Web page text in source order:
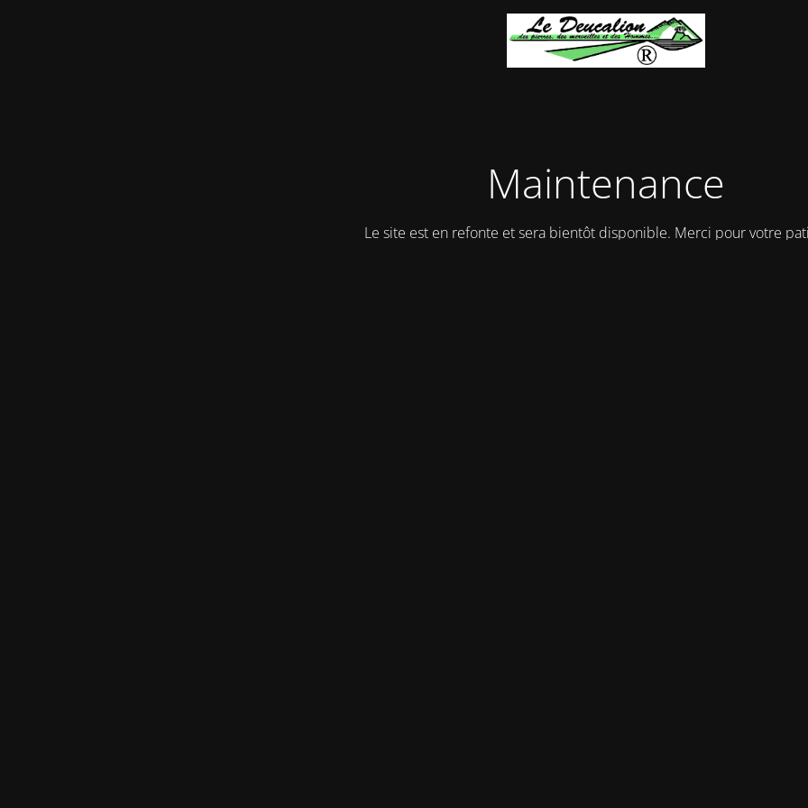
Maintenance
Le site est en refonte et sera bientôt disponible. Merci pour votre